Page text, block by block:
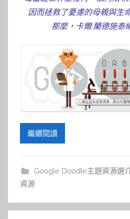
落
格
因而拯救了憂慮的母親與生
那麼，卡爾·蘭德施泰
繼續閱讀
Google Doodle主題資源選
資源